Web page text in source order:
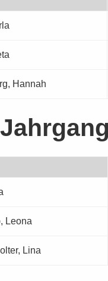
Hannah
Leona
Lina